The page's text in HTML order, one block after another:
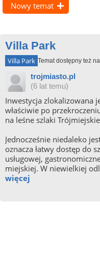
Nowy temat
Villa Park
Villa Park Temat dostępny też
trojmiasto.pl
(6 lat temu)
Inwestycja zlokalizowana
właściwie po
na leśne szlaki
Jednocześnie niedaleko
oznacza łatwy dostęp do
usługowej,
miejskiej. W niewielkiej
więcej